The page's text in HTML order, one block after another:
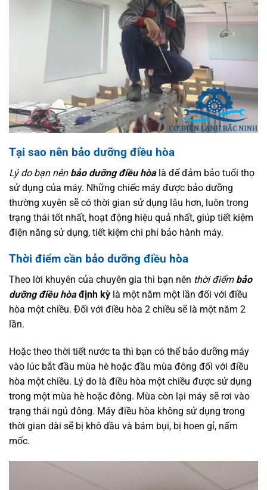
Tại sao nên bảo dưỡng điều hòa
Lý do bạn nên bảo dưỡng điều hòa là để đảm bảo tuổi thọ
sử dụng của máy. Những chiếc máy được bảo dưỡng
thường xuyên sẽ có thời gian sử dụng lâu hơn, luôn trong
trạng thái tốt nhất, hoạt động hiệu quả nhất, giúp tiết kiệm
điện năng sử dụng, tiết kiệm chi phí bảo hành máy.
Thời điểm cần bảo dưỡng điều hòa
Theo lời khuyên của chuyên gia thì bạn nên thời điểm bảo
dưỡng điều hòađịnh kỳ là một năm một lần đối với điều
hòa một chiều. Đối với điều hòa 2 chiều sẽ là một năm 2
lần.
Hoặc theo thời tiết nước ta thì bạn có thể bảo dưỡng máy
vào lúc bắt đầu mùa hè hoặc đầu mùa đông đối với điều
hòa một chiều. Lý do là điều hòa một chiều được sử dụng
trong một mùa hè hoặc đông. Mùa còn lại máy sẽ rơi vào
trạng thái ngủ đông. Máy điều hòa không sử dụng trong
thời gian dài sẽ bị khô dầu và bám bụi, bị hoen gỉ, nấm
mốc.